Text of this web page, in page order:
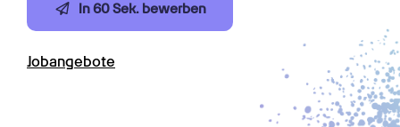
In 60 Sek. bewerben
Jobangebote